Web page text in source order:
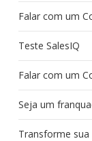
Falar com um
Teste SalesIQ
Falar com um
Seja um
Transforme